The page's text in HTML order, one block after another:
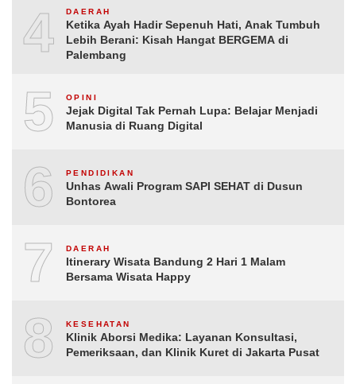
4 DAERAH
Ketika Ayah Hadir Sepenuh Hati, Anak Tumbuh
Lebih Berani: Kisah Hangat BERGEMA di
Palembang
5 OPINI
Jejak Digital Tak Pernah Lupa: Belajar Menjadi
Manusia di Ruang Digital
6 PENDIDIKAN
Unhas Awali Program SAPI SEHAT di Dusun
Bontorea
7 DAERAH
Itinerary Wisata Bandung 2 Hari 1 Malam
Bersama Wisata Happy
8 KESEHATAN
Klinik Aborsi Medika: Layanan Konsultasi,
Pemeriksaan, dan Klinik Kuret di Jakarta Pusat